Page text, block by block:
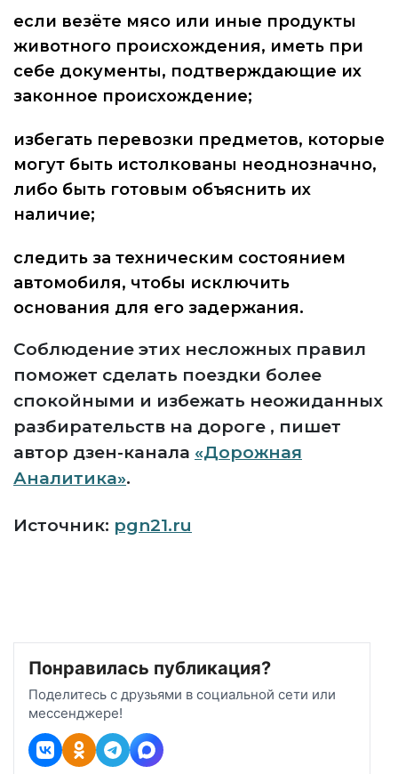
если везёте мясо или иные продукты
животного происхождения, иметь при
себе документы, подтверждающие их
законное происхождение;
избегать перевозки предметов, которые
могут быть истолкованы неоднозначно,
либо быть готовым объяснить их
наличие;
следить за техническим состоянием
автомобиля, чтобы исключить
основания для его задержания.
Соблюдение этих несложных правил
поможет сделать поездки более
спокойными и избежать неожиданных
разбирательств на дороге , пишет
автор дзен-канала «Дорожная
Аналитика».
Источник: pgn21.ru
Понравилась публикация?
Поделитесь с друзьями в социальной сети или
мессенджере!